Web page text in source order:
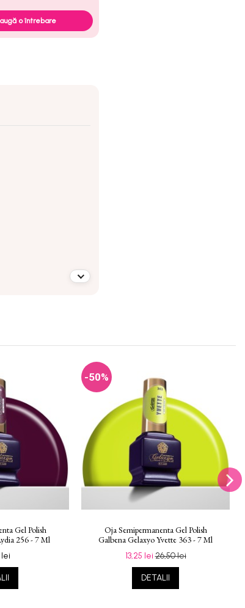
o întrebare
Gel Polish
256 - 7 Ml
lei
-50%
Oja Semipermanenta Gel Polish
Galbena Gelaxyo Yvette 363 - 7 Ml
13,25 lei26,50 lei
DETALII